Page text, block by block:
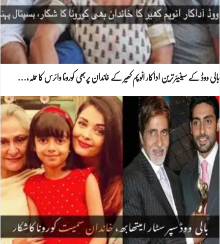
بالی ووڈ کے سینیئرترین اداکار انوپم کھیر کے خاندان پربھی کورونا وائرس کا حملہ،…